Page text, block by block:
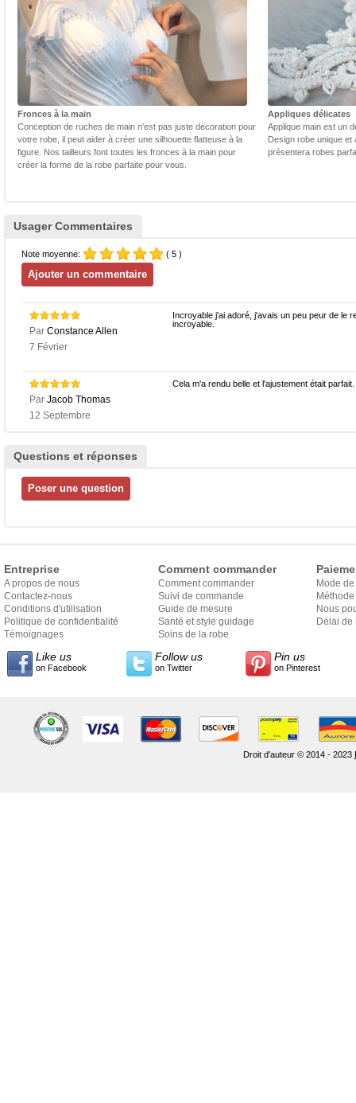
Fronces à la main
Conception de ruches de main n'est pas juste décoration pour
votre robe, il peut aider à créer une silhouette flatteuse à la
figure. Nos tailleurs font toutes les fronces à la main pour
créer la forme de la robe parfaite pour vous.
Appliques délicates
Applique main est un
Design robe unique et
présentera robes
Usager Commentaires
Note moyenne: ( 5 )
Par Constance Allen
7 Février
Incroyable j'ai adoré, j'avais un peu peur de le
incroyable.
Par Jacob Thomas
12 Septembre
Cela m'a rendu belle et l'ajustement était parfait.
Questions et réponses
Entreprise
A propos de nous
Contactez-nous
Conditions d'utilisation
Politique de confidentialité
Témoignages
Comment commander
Comment commander
Suivi de commande
Guide de mesure
Santé et style guidage
Soins de la robe
Mode
Nous
Délai de
Like us
on Facebook
Follow us
on Twitter
Pin us
on Pinterest
Droit d'auteur © 2014 - 2023